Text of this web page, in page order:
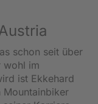
schon seit über
wohl im
ist Ekkehard
Mountainbiker